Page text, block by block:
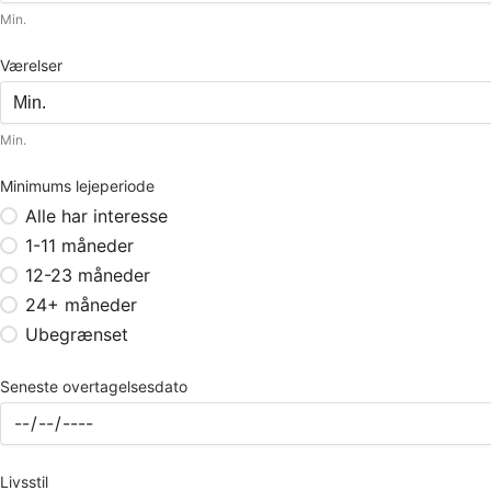
Min.
Værelser
Min.
Minimums lejeperiode
Alle har interesse
1-11 måneder
12-23 måneder
24+ måneder
Ubegrænset
Seneste overtagelsesdato
Livsstil